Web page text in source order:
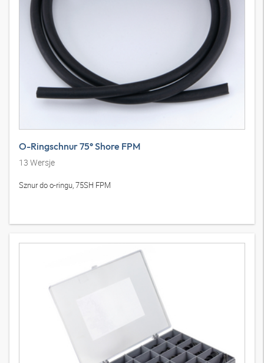
O-Ringschnur 75° Shore FPM
13 Wersje
Sznur do o-ringu, 75SH FPM